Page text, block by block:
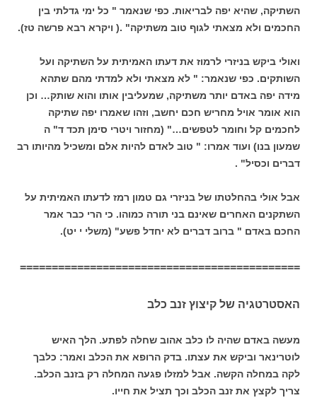
השתיקה, שהיא יפה לבריאות. כפי שנאמר " כל ימי גדלתי בין
החכמים ולא מצאתי לגוף טוב משתיקה" .( ויקרא רבא פרשה טז).
ואולי ביקש בניזרי לרמוז את דעתו האמיתית על השתיקה ועל
השותקים. כפי שנאמר: " לא מצאתי ולא למדתי מהם שתהא
מידה יפה באדם יותר משתיקה, שמעליבין אותו והוא שותק… וכן
הוא אומר אויל מחריש חכם יחשב, וזהו שאמרו יפה שתיקה
לחכמים קל וחומר לטפשים…" (מחזור ויטרי סימן תכד ד" ה
שמעון בנו) ועוד אמרו: " טוב לאדם להיות אלם ומשכיל מהיותו רב
דברים וכסיל" .
אבל אולי בהחלטתו של בניזרי גם טמון רמז לדעתו האמיתית על
השתקנים האחרים שאינם בני תורה כמוהו. כי הרי כבר אמר
החכם באדם " ברוב דברים לא יחדל פשע" (משלי י יט).
============================================
האסטרטגיה של קיצוץ זנב כלב
מעשה באדם שהיה לו כלב אהוב שחלה לפתע. הלך האיש
לוטרינאר וביקש את עצתו. בדק הרופא את הכלב ואמר: כלבך
לקה במחלה הקשה. אבל למזלו פגעה המחלה רק בזנב הכלב.
צריך לקצץ את זנב הכלב וכך תציל את חייו.